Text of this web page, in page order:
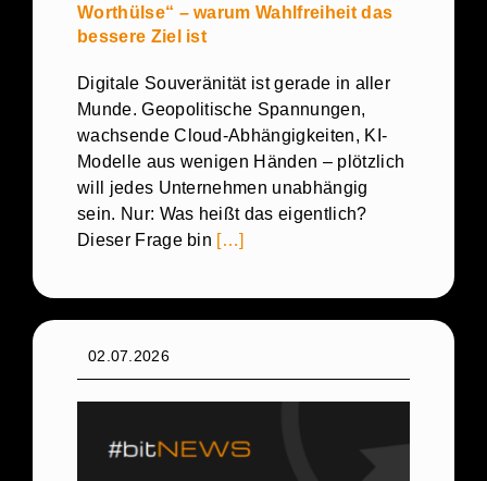
Worthülse“ – warum Wahlfreiheit das
bessere Ziel ist
Digitale Souveränität ist gerade in aller
Munde. Geopolitische Spannungen,
wachsende Cloud-Abhängigkeiten, KI-
Modelle aus wenigen Händen – plötzlich
will jedes Unternehmen unabhängig
sein. Nur: Was heißt das eigentlich?
Dieser Frage bin […]
02.07.2026